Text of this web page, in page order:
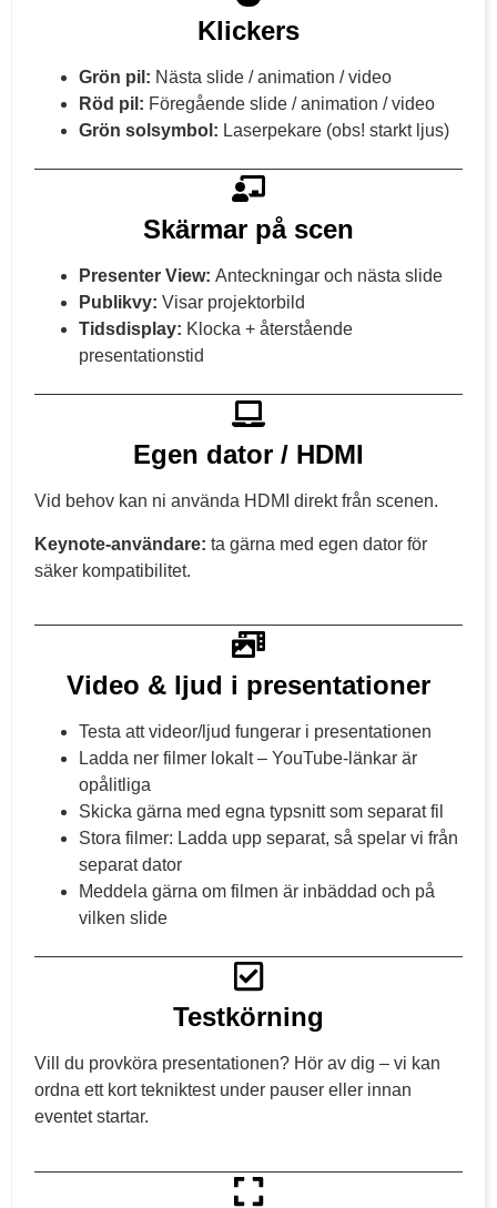
Klickers
Grön pil: Nästa slide / animation / video
Röd pil: Föregående slide / animation / video
Grön solsymbol: Laserpekare (obs! starkt ljus)
Skärmar på scen
Presenter View: Anteckningar och nästa slide
Publikvy: Visar projektorbild
Tidsdisplay: Klocka + återstående
presentationstid
Egen dator / HDMI
Vid behov kan ni använda HDMI direkt från scenen.
Keynote-användare: ta gärna med egen dator för
säker kompatibilitet.
Video & ljud i presentationer
Testa att videor/ljud fungerar i presentationen
Ladda ner filmer lokalt – YouTube-länkar är
opålitliga
Skicka gärna med egna typsnitt som separat fil
Stora filmer: Ladda upp separat, så spelar vi från
separat dator
Meddela gärna om filmen är inbäddad och på
vilken slide
Testkörning
Vill du provköra presentationen? Hör av dig – vi kan
ordna ett kort tekniktest under pauser eller innan
eventet startar.